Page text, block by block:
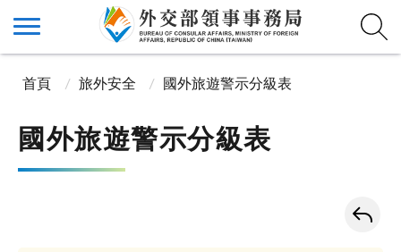
首頁 旅外安全 國外旅遊警示分級表
國外旅遊警示分級表